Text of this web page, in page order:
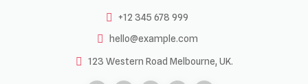
+12 345 678 999
hello@example.com
123 Western Road Melbourne, UK.